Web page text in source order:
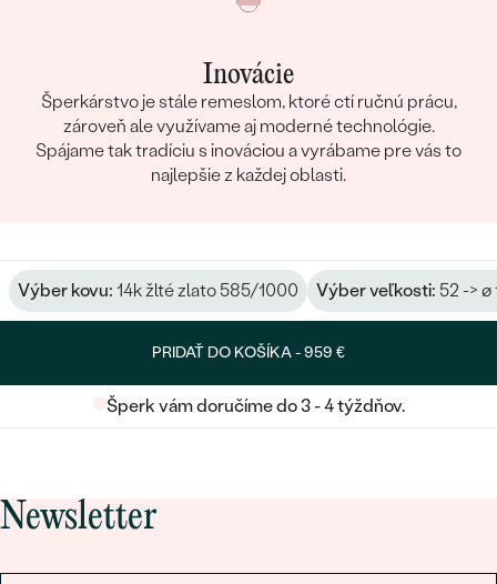
Inovácie
Šperkárstvo je stále remeslom, ktoré ctí ručnú prácu,
zároveň ale využívame aj moderné technológie.
Spájame tak tradíciu s inováciou a vyrábame pre vás to
najlepšie z každej oblasti.
Výber kovu: 14k žlté zlato 585/1000 Výber veľkosti: 52 -> ø
PRIDAŤ DO KOŠÍKA -959 €
Šperk vám doručíme do 3 - 4 týždňov.
Newsletter